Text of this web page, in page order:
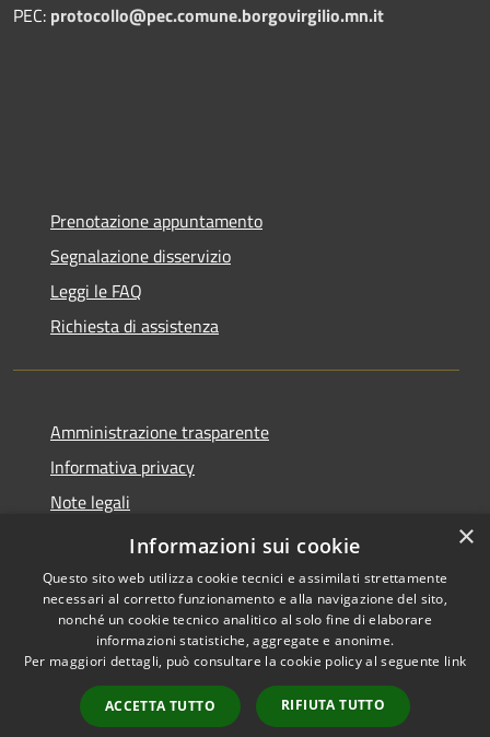
PEC: protocollo@pec.comune.borgovirgilio.mn.it
Prenotazione appuntamento
Segnalazione disservizio
Leggi le FAQ
Richiesta di assistenza
Amministrazione trasparente
Informativa privacy
Note legali
Dichiarazione di accessibilità
Accessibilità
Copyright © 2026 • Comune di
Borgo Virgilio • Powered by
Municipium•
Accesso
redazione
×
Informazioni sui cookie
Questo sito web utilizza cookie tecnici e assimilati strettamente
necessari al corretto funzionamento e alla navigazione del sito,
nonché un cookie tecnico analitico al solo fine di elaborare
informazioni statistiche, aggregate e anonime.
Per maggiori dettagli, può consultare la cookie policy al seguente link
ACCETTA TUTTO RIFIUTA TUTTO